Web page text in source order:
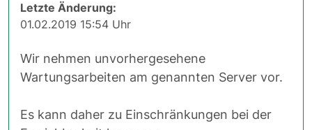
Letzte Änderung:
01.02.2019 15:54 Uhr
Wir nehmen unvorhergesehene
Wartungsarbeiten am genannten Server vor.
Es kann daher zu Einschränkungen bei der